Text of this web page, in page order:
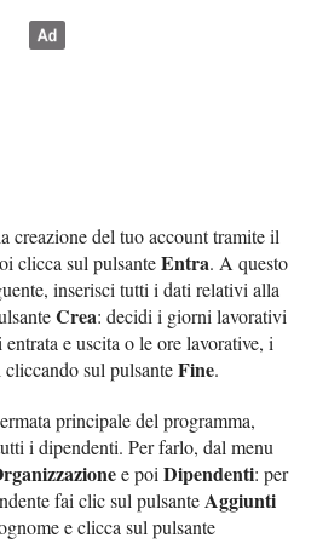
creazione del tuo account tramite il
clicca sul pulsanteEntra. A questo
inserisci tutti i dati relativi alla
Crea: decidi i giorni lavorativi
e uscita o le ore lavorative, i
cliccando sul pulsanteFine.
principale del programma,
i dipendenti. Per farlo, dal menu
e poiDipendenti: per
fai clic sul pulsante Aggiunti
e clicca sul pulsante